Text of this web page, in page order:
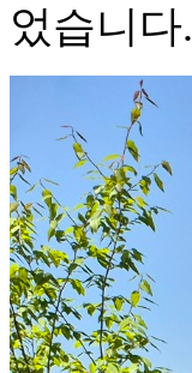
었습니다.